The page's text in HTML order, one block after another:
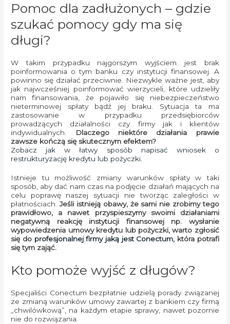
Pomoc dla zadłużonych – gdzie
szukać pomocy gdy ma się
długi?
W takim przypadku najgorszym wyjściem jest brak
poinformowania o tym banku czy instytucji finansowej. A
powinno się działać przeciwnie. Niezwykle ważne jest, aby
jak najwcześniej poinformować wierzycieli, które udzieliły
nam finansowania, że pojawiło się niebezpieczeństwo
nieterminowej spłaty bądź jej braku. Sytuacja ta ma
zastosowanie w przypadku przedsiębiorców
prowadzących działalności czy firmy jak i klientów
indywidualnych.
Dlaczego niektóre działania prawie
zawsze kończą się skutecznym efektem?
Zobacz jak w łatwy sposób napisać wniosek o
restrukturyzację kredytu lub pożyczki.
Istnieje tu możliwość zmiany warunków spłaty w taki
sposób, aby dać nam czas na podjęcie działań mających na
celu poprawę naszej sytuacji nie tworząc zaległości w
płatnościach.Jeśli istnieją obawy, że sami nie zrobimy tego
prawidłowo, a nawet przyspieszymy swoimi działaniami
negatywną reakcję instytucji finansowej np. wysłanie
wypowiedzenia umowy kredytu lub pożyczki, warto zgłosić
się do profesjonalnej firmy jaką jest Conectum, która potrafi
się tym zająć.
Kto pomoże wyjść z długów?
Specjaliści Conectum bezpłatnie udzielą porady związanej
ze zmianą warunków umowy zawartej z bankiem czy firmą
„chwilówkową”, na każdym etapie sprawy, nawet pozornie
nie do rozwiązania.